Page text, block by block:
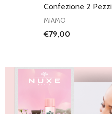
Confezione 2 Pezzi
MIAMO
€79,00